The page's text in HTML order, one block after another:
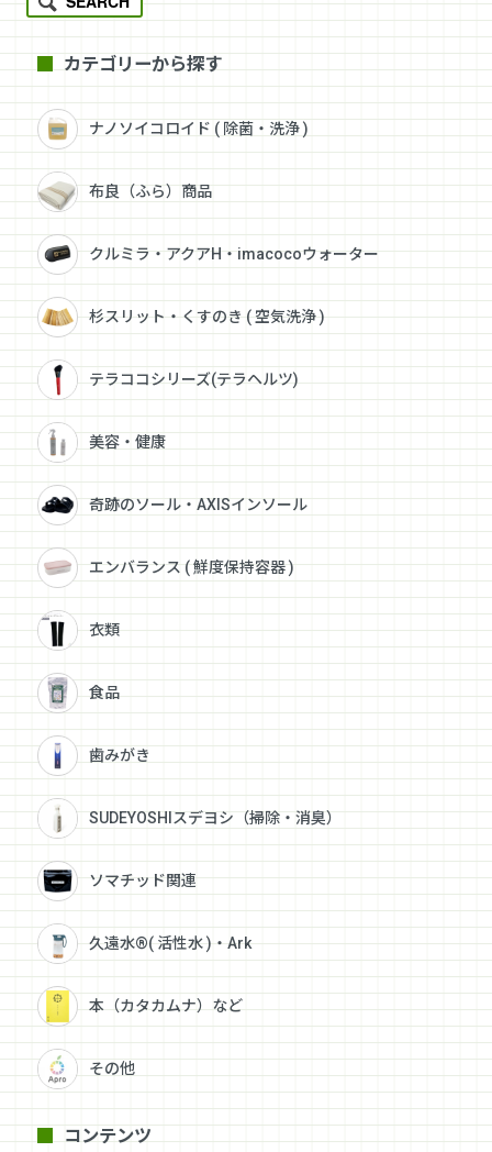
カテゴリーから探す
ナノソイコロイド ( 除菌・洗浄 )
布良（ふら）商品
クルミラ・アクアH・imacocoウォーター
杉スリット・くすのき ( 空気洗浄 )
テラココシリーズ(テラヘルツ)
美容・健康
奇跡のソール・AXISインソール
エンバランス ( 鮮度保持容器 )
衣類
食品
歯みがき
SUDEYOSHIスデヨシ（掃除・消臭）
ソマチッド関連
久遠水®( 活性水 )・Ark
本（カタカムナ）など
その他
コンテンツ